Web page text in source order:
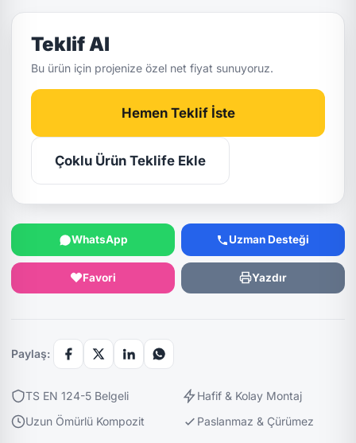
Teklif Al
Bu ürün için projenize özel net fiyat sunuyoruz.
Hemen Teklif İste
Çoklu Ürün Teklife Ekle
WhatsApp Uzman Desteği
Favori Yazdır
Paylaş:
TS EN 124-5 Belgeli
Hafif & Kolay Montaj
Uzun Ömürlü Kompozit
Paslanmaz & Çürümez